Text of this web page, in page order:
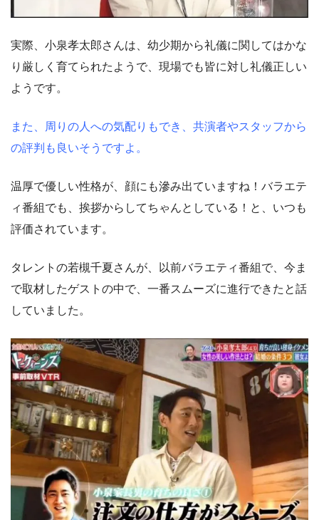
実際、小泉孝太郎さんは、幼少期から礼儀に関してはかな
り厳しく育てられたようで、現場でも皆に対し礼儀正しい
ようです。
また、周りの人への気配りもでき、共演者やスタッフから
の評判も良いそうですよ。
温厚で優しい性格が、顔にも滲み出ていますね！バラエテ
ィ番組でも、挨拶からしてちゃんとしている！と、いつも
評価されています。
タレントの若槻千夏さんが、以前バラエティ番組で、今ま
で取材したゲストの中で、一番スムーズに進行できたと話
していました。